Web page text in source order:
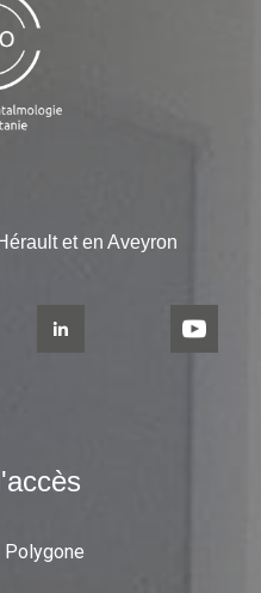
et en Aveyron